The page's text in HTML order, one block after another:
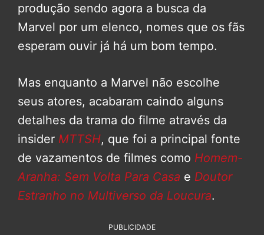
produção sendo agora a busca da
Marvel por um elenco, nomes que os fãs
esperam ouvir já há um bom tempo.
Mas enquanto a Marvel não escolhe
seus atores, acabaram caindo alguns
detalhes da trama do filme através da
insider MTTSH, que foi a principal fonte
de vazamentos de filmes como Homem-
Aranha: Sem Volta Para Casa e Doutor
Estranho no Multiverso da Loucura.
PUBLICIDADE